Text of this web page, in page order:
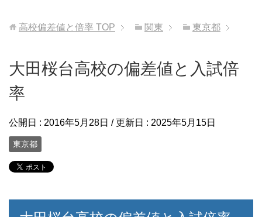
高校偏差値と倍率 TOP 関東 東京都
大田桜台高校の偏差値と入試倍
率
公開日 : 2016年5月28日 / 更新日 : 2025年5月15日
東京都